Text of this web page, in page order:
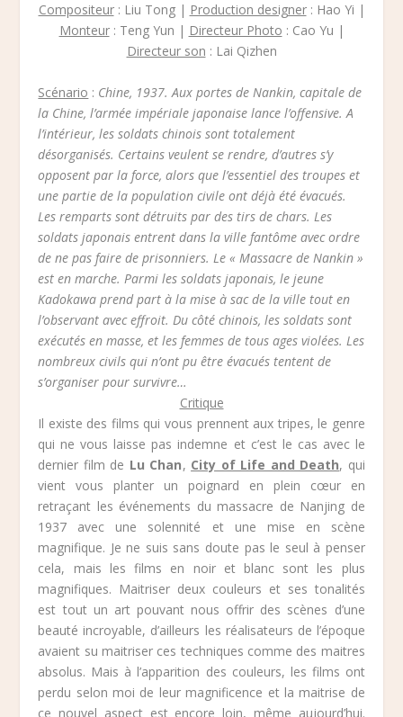
Compositeur: Liu Tong | Production designer: Hao Yi |
Monteur: Teng Yun | Directeur Photo : Cao Yu |
Directeur son : Lai Qizhen
Scénario : Chine, 1937. Aux portes de Nankin, capitale de
la Chine, l’armée impériale japonaise lance l’offensive. A
l’intérieur, les soldats chinois sont totalement
désorganisés. Certains veulent se rendre, d’autres s’y
opposent par la force, alors que l’essentiel des troupes et
une partie de la population civile ont déjà été évacués.
Les remparts sont détruits par des tirs de chars. Les
soldats japonais entrent dans la ville fantôme avec ordre
de ne pas faire de prisonniers. Le « Massacre de Nankin »
est en marche. Parmi les soldats japonais, le jeune
Kadokawa prend part à la mise à sac de la ville tout en
l’observant avec effroit. Du côté chinois, les soldats sont
exécutés en masse, et les femmes de tous ages violées. Les
nombreux civils qui n’ont pu être évacués tentent de
s’organiser pour survivre…
Critique
Il existe des films qui vous prennent aux tripes, le genre
qui ne vous laisse pas indemne et c’est le cas avec le
dernier film de Lu Chan, City of Life and Death, qui
vient vous planter un poignard en plein cœur en
retraçant les événements du massacre de Nanjing de
1937 avec une solennité et une mise en scène
magnifique. Je ne suis sans doute pas le seul à penser
cela, mais les films en noir et blanc sont les plus
magnifiques. Maitriser deux couleurs et ses tonalités
est tout un art pouvant nous offrir des scènes d’une
beauté incroyable, d’ailleurs les réalisateurs de l’époque
avaient su maitriser ces techniques comme des maitres
absolus. Mais à l’apparition des couleurs, les films ont
perdu selon moi de leur magnificence et la maitrise de
ce nouvel aspect est encore loin, même aujourd’hui.